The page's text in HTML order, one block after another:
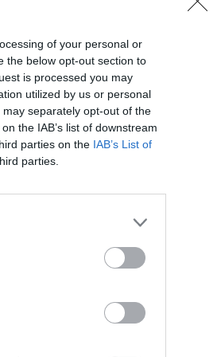
of your personal or
the below opt-out section to
is processed you may
utilized by us or personal
separately opt-out of the
the IAB’s list of downstream
parties on the IAB’s List of
parties.
το Ευρωπαϊκό
νερού στην
του
αγωγών 3ης
Παρασκευής.
από την
δεξαμενή
αναφέρει
Δοξαστάκης